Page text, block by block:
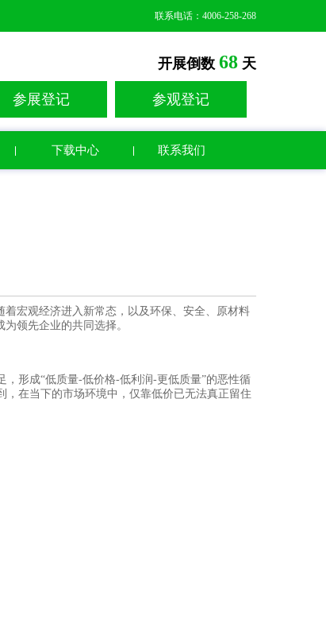
联系电话：4006-258-268
开展倒数 68 天
参展登记 参观登记
下载中心 联系我们
宏观经济进入新常态，以及环保、安全、原材料
领先企业的共同选择。
形成“低质量-低价格-低利润-更低质量”的恶性循
在当下的市场环境中，仅靠低价已无法真正留住